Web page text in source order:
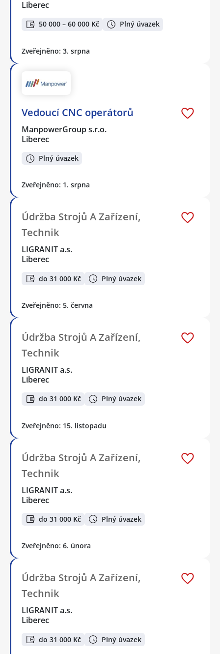
Liberec
50 000 – 60 000 Kč Plný úvazek
Zveřejněno: 3. srpna
Vedoucí CNC operátorů
ManpowerGroup s.r.o.
Liberec
Plný úvazek
Zveřejněno: 1. srpna
Údržba Strojů A Zařízení,
Technik
LIGRANIT a.s.
Liberec
do 31 000 Kč Plný úvazek
Zveřejněno: 5. června
Údržba Strojů A Zařízení,
Technik
LIGRANIT a.s.
Liberec
do 31 000 Kč Plný úvazek
Zveřejněno: 15. listopadu
Údržba Strojů A Zařízení,
Technik
LIGRANIT a.s.
Liberec
do 31 000 Kč Plný úvazek
Zveřejněno: 6. února
Údržba Strojů A Zařízení,
Technik
LIGRANIT a.s.
Liberec
do 31 000 Kč Plný úvazek